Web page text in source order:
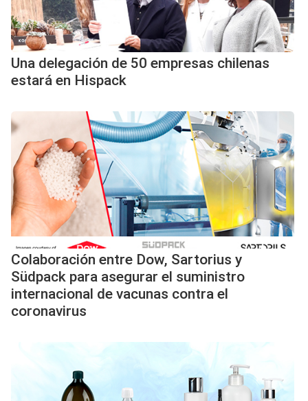
Una delegación de 50 empresas chilenas
estará en Hispack
Colaboración entre Dow, Sartorius y
Südpack para asegurar el suministro
internacional de vacunas contra el
coronavirus